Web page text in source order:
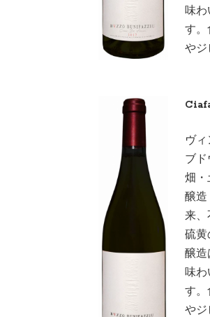
味わ
す。
やジ
ヴィ
ブ
畑・
醸造
来、
硫黄
醸造
味わ
す。
やジ